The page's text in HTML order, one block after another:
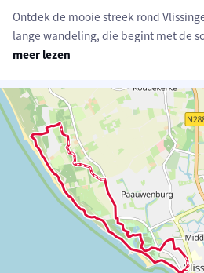
Ontdek de mooie streek rond
lange wandeling, die begint met de
meer lezen